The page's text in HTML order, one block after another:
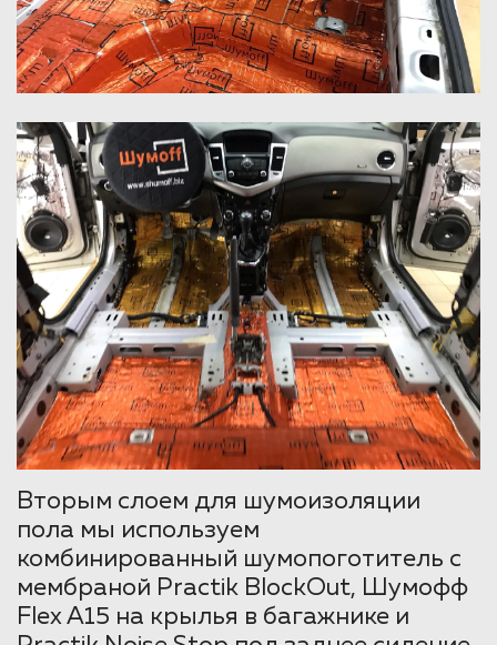
Вторым слоем для шумоизоляции
пола мы используем
комбинированный шумопоготитель с
мембраной Practik BlockOut, Шумофф
Flex A15 на крылья в багажнике и